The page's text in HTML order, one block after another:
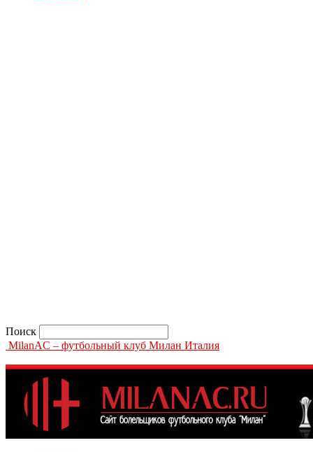
Поиск
MilanAC – футбольный клуб Милан Италия